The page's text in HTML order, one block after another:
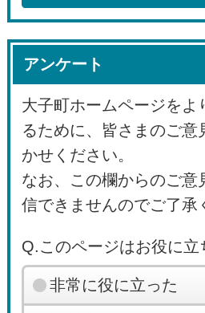
アンケート
大子町ホームページをよ
るために、皆さまのご意
かせください。
なお、この欄からのご意
信できませんのでご了承
Q.このページはお役に立
非常に役に立った